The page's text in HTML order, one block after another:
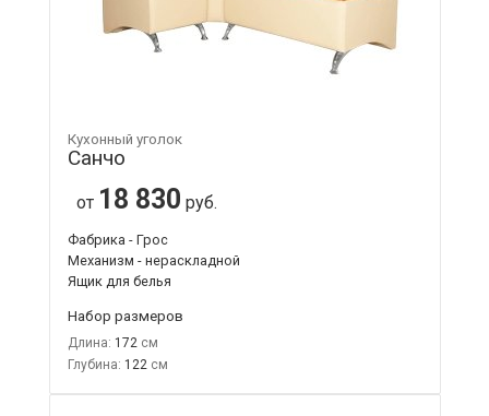
Кухонный уголок
Санчо
от 18 830 руб.
Фабрика - Грос
Механизм - нераскладной
Ящик для белья
Набор размеров
Длина: 172
Глубина: 122